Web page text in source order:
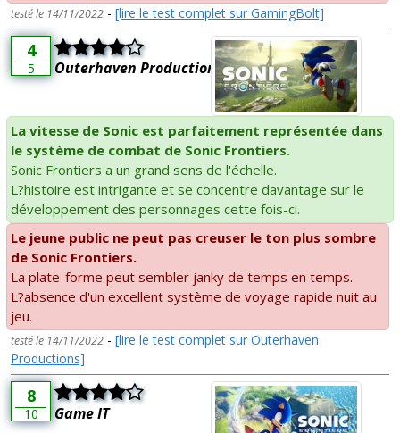
testé le 14/11/2022 - [lire le test complet sur GamingBolt]
4
5 Outerhaven Productions
La vitesse de Sonic est parfaitement représentée dans
le système de combat de Sonic Frontiers.
Sonic Frontiers a un grand sens de l'échelle.
L?histoire est intrigante et se concentre davantage sur le
développement des personnages cette fois-ci.
Le jeune public ne peut pas creuser le ton plus sombre
de Sonic Frontiers.
La plate-forme peut sembler janky de temps en temps.
L?absence d'un excellent système de voyage rapide nuit au
jeu.
testé le 14/11/2022 - [lire le test complet sur Outerhaven
Productions]
8
10 Game IT